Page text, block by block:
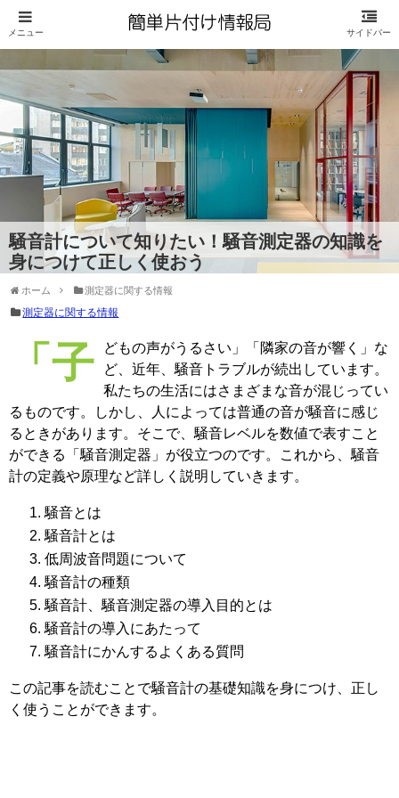
騒音計について知りたい！騒音測定器の知識を
身につけて正しく使おう
ホーム 測定器に関する情報
測定器に関する情報
「子どもの声がうるさい」「隣家の音が響く」な
ど、近年、騒音トラブルが続出しています。
私たちの生活にはさまざまな音が混じってい
るものです。しかし、人によっては普通の音が騒音に感じ
るときがあります。そこで、騒音レベルを数値で表すこと
ができる「騒音測定器」が役立つのです。これから、騒音
計の定義や原理など詳しく説明していきます。
騒音とは
騒音計とは
低周波音問題について
騒音計の種類
騒音計、騒音測定器の導入目的とは
騒音計の導入にあたって
騒音計にかんするよくある質問
この記事を読むことで騒音計の基礎知識を身につけ、正し
く使うことができます。